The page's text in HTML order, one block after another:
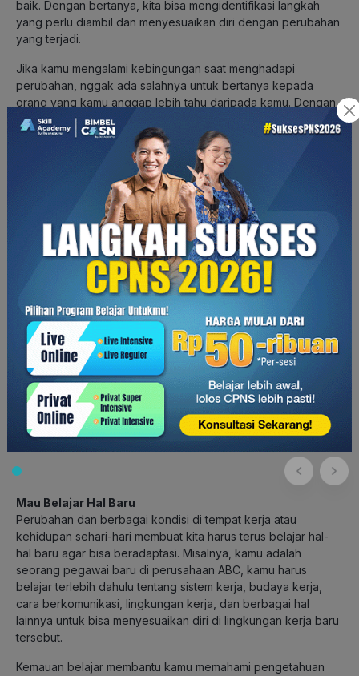
baik. Dengan bertanya, kita bisa mengidentifikasi langkah
yang perlu diambil dan menyesuaikan diri dengan perubahan
yang terjadi.
Jika kamu mengalami kebingungan saat menghadapi
perubahan, nggak ada salahnya untuk bertanya kepada
orang yang kamu anggap lebih tahu daripada kamu. Dengan
begitu, kamu bisa mendapat pemahaman dan bisa sekaligus
bertukar pikiran untuk mendapatkan solusi atau langkah tepat
Jangan Takut Mencoba Hal Baru
Apakah kamu pernah berpikiran untuk mencoba hal baru, tapi
punya banyak ketakutan sampai akhirnya nggak jadi
mencoba? Mencoba hal-hal baru juga bisa membantu kamu
belajar meningkatkan kemampuan beradaptasi. Dengan
mencoba hal-hal baru, kamu akan terbiasa untuk menghadapi
situasi dan tantangan yang beragam. Ini memungkinkan kamu
belajar dan mengembangkan keterampilan baru.
Selain itu, dengan mencoba hal-hal baru, kamu bisa
mengubah pola pikir dan memperluas perspektif. Kamu bisa
bertemu banyak orang dan belajar cara berpikir yang
berbeda dan melihat hal-hal yang belum pernah kamu
temukan sebelumnya. Hal ini membantu kamu lebih terbuka
terhadap perubahan dan bisa beradaptasi dengan baik.
Mau Belajar Hal Baru
Perubahan dan berbagai kondisi di tempat kerja atau
kehidupan sehari-hari membuat kita harus terus belajar hal-
hal baru agar bisa beradaptasi. Misalnya, kamu adalah
seorang pegawai baru di perusahaan ABC, kamu harus
belajar terlebih dahulu tentang sistem kerja, budaya kerja,
cara berkomunikasi, lingkungan kerja, dan berbagai hal
lainnya untuk bisa menyesuaikan diri di lingkungan kerja baru
tersebut.
Kemauan belajar membantu kamu memahami pengetahuan